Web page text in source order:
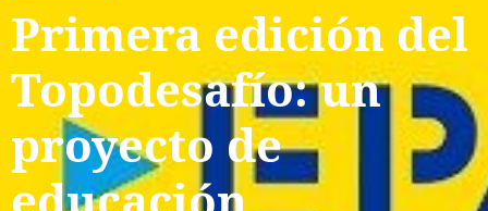
Primera edición del
Topodesafío: un
proyecto de